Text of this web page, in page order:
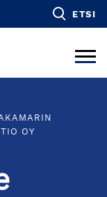
ETSI
OY